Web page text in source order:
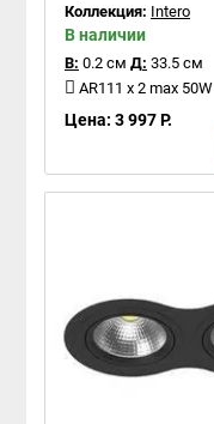
Коллекция: Intero
В наличии
В: 0.2 см Д: 33.5 см
AR111 x 2 max 50W
Цена: 3 997 Р.